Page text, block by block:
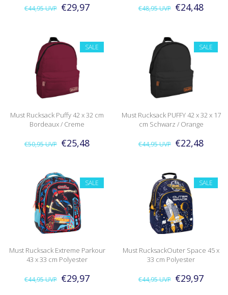
€44,95UVP €29,97 €48,95UVP €24,48
SALE
Must Rucksack Puffy 42 x 32 cm
Bordeaux / Creme
€50,95UVP €25,48
SALE
Must Rucksack PUFFY 42 x 32 x 17
cm Schwarz / Orange
€44,95UVP €22,48
SALE
Must Rucksack Extreme Parkour
43 x 33 cm Polyester
€44,95UVP €29,97
SALE
Must RucksackOuter Space 45 x
33 cm Polyester
€44,95UVP €29,97